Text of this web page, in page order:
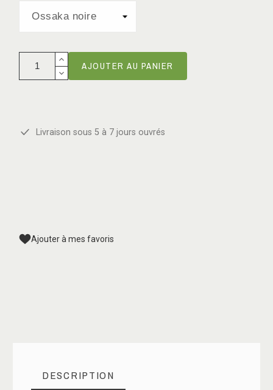
AJOUTER AU PANIER
Livraison sous 5 à 7 jours ouvrés
Ajouter à mes favoris
DESCRIPTION